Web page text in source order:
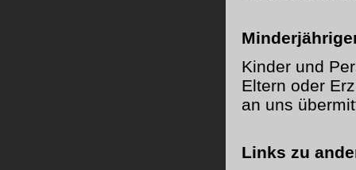
Kinder und
Eltern oder
an uns
Links zu